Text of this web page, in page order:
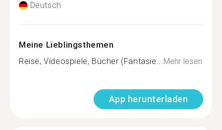
Deutsch
Meine Lieblingsthemen
Reise, Videospiele, Bücher (Fantasie...Mehr lesen
App herunterladen